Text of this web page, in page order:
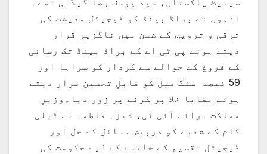
انہوں نے براڈ بینڈ کو ڈیجیٹل معیشت کی
ترقی و ترویج کے ضمن میں ناگزیر قرار
دیتے ہوئے پی ٹی اے کے براڈ بینڈ تک رسائی
کے فروغ کے حوالے سے کردار کو سراہا اور
59 فیصد سنگ میل کو قابلِ تحسین قرار دیتے
ہوئے بقایا خلا پر کرنے پر زور دیا۔وزیرِ
مملکت برائے آئی ٹی، شیزہ فاطمہ نے ٹیلی
کام کے شعبے کو درپیش مسائل کے حل اور
ڈیجیٹل تقسیم کے خاتمے کے لیے حکومت کی